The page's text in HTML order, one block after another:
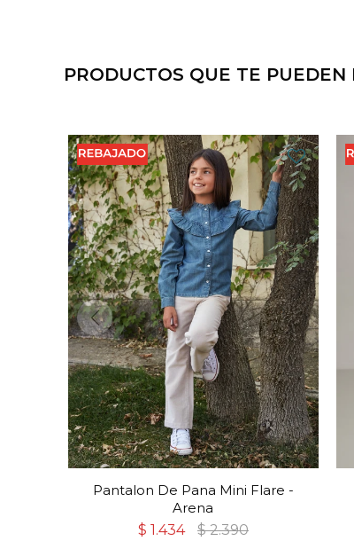
PRODUCTOS QUE TE PUEDEN
Pantalon De Pana Mini Flare -
Arena
$ 1.434 $ 2.390